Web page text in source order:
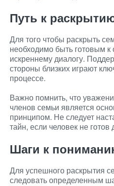
Путь к
Для того чтобы раскрыть
необходимо быть готовым
искреннему диалогу.
стороны близких играют
процессе.
Важно помнить, что
членов семьи является
принципом. Не следует
тайн, если человек не
Шаги к
Для успешного раскрытия
следовать определенным